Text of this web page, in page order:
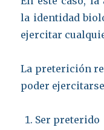
la identidad
ejercitar
La preterición
poder
Ser preterido